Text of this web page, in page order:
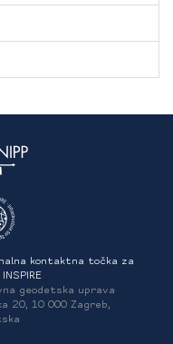
kontaktna točka za
INSPIRE
geodetska uprava
20, 10 000 Zagreb,